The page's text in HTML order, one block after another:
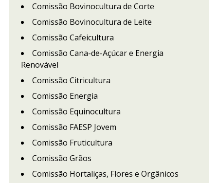
Comissão Bovinocultura de Corte
Comissão Bovinocultura de Leite
Comissão Cafeicultura
Comissão Cana-de-Açúcar e Energia
Renovável
Comissão Citricultura
Comissão Energia
Comissão Equinocultura
Comissão FAESP Jovem
Comissão Fruticultura
Comissão Grãos
Comissão Hortaliças, Flores e Orgânicos